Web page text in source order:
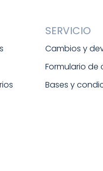
SERVICIO
Cambios y
Formulario
Bases y